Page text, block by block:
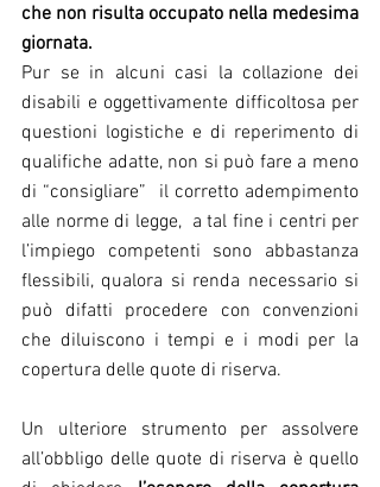
che non risulta occupato nella medesima
giornata.
Pur se in alcuni casi la collazione dei
disabili e oggettivamente difficoltosa per
questioni logistiche e di reperimento di
qualifiche adatte, non si può fare a meno
di “consigliare”  il corretto adempimento
alle norme di legge,  a tal fine i centri per
l’impiego competenti sono abbastanza
flessibili, qualora si renda necessario si
può difatti procedere con convenzioni
che diluiscono i tempi e i modi per la
copertura delle quote di riserva.
Un ulteriore strumento per assolvere
all’obbligo delle quote di riserva è quello